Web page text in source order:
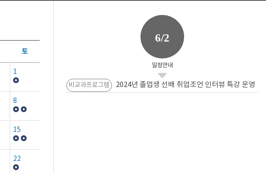
토
1
8
15
22
6/2
일정안내
비교과프로그램 2024년 졸업생 선배 취업조언 인터뷰 특강 운영